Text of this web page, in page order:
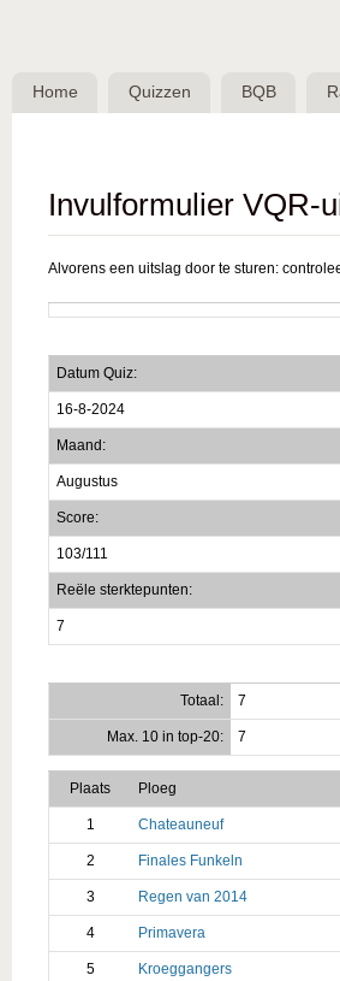
Belgische
QuizBond
Home Quizzen BQB
Invulformulier VQR-
Alvorens een uitslag door te sturen:
Datum Quiz:
16-8-2024
Maand:
Augustus
Score:
103/111
Reële sterktepunten:
7
Totaal:
7
Max. 10 in top-20: 7
Plaats Ploeg
1 Chateauneuf
2 Finales Funkeln
3 Regen van 2014
4 Primavera
5 Kroeggangers